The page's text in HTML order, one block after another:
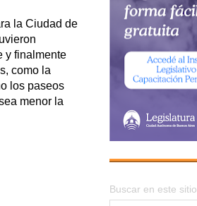
la Ciudad de
y finalmente
como la
los paseos
menor la
Buscar en este sitio